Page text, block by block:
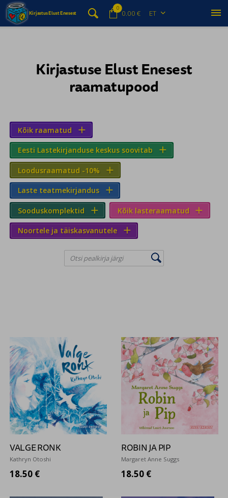
Kirjastus Elust Enesest 
0
 0.00 € ET 
Kirjastuse Elust Enesest
raamatupood
Kõik raamatud 
Eesti Lastekirjanduse keskus soovitab 
Loodusraamatud -10% 
Laste teatmekirjandus 
Sooduskomplektid  Kõik lasteraamatud 
Noortele ja täiskasvanutele 

VALGE RONK
Kathryn Otoshi
18.50 €
ROBIN JA PIP
Margaret Anne Suggs
18.50 €